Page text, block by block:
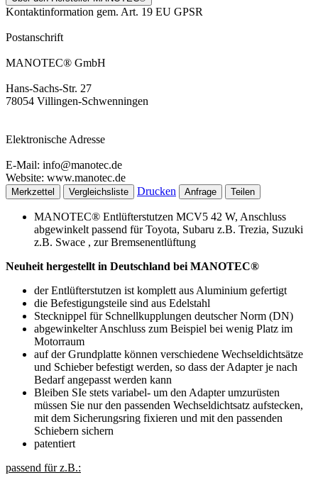
Kontaktinformation gem. Art. 19 EU GPSR
Postanschrift
MANOTEC® GmbH
Hans-Sachs-Str. 27
78054 Villingen-Schwenningen
Elektronische Adresse
E-Mail: info@manotec.de
Website: www.manotec.de
Merkzettel Vergleichsliste Drucken Anfrage Teilen
MANOTEC® Entlüfterstutzen MCV5 42 W, Anschluss
abgewinkelt passend für Toyota, Subaru z.B. Trezia, Suzuki
z.B. Swace , zur Bremsenentlüftung
Neuheit hergestellt in Deutschland bei MANOTEC®
der Entlüfterstutzen ist komplett aus Aluminium gefertigt
die Befestigungsteile sind aus Edelstahl
Stecknippel für Schnellkupplungen deutscher Norm (DN)
abgewinkelter Anschluss zum Beispiel bei wenig Platz im
Motorraum
auf der Grundplatte können verschiedene Wechseldichtsätze
und Schieber befestigt werden, so dass der Adapter je nach
Bedarf angepasst werden kann
Bleiben SIe stets variabel- um den Adapter umzurüsten
müssen Sie nur den passenden Wechseldichtsatz aufstecken,
mit dem Sicherungsring fixieren und mit den passenden
Schiebern sichern
patentiert
passend für z.B.: